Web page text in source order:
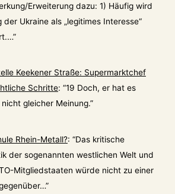
Erweiterung dazu: 1) Häufig wird
Ukraine als „legitimes Interesse“
”
Keekener Straße: Supermarktchef
Schritte: “19 Doch, er hat es
gleicher Meinung.”
Rhein-Metall?: “Das kritische
der sogenannten westlichen Welt und
Mitgliedstaaten würde nicht zu einer
”